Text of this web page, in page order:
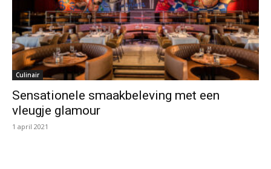
Culinair
Sensationele smaakbeleving met een
vleugje glamour
1 april 2021